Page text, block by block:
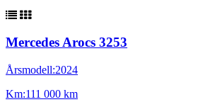
Mercedes Arocs 3253
Årsmodell:2024
Km:111 000 km